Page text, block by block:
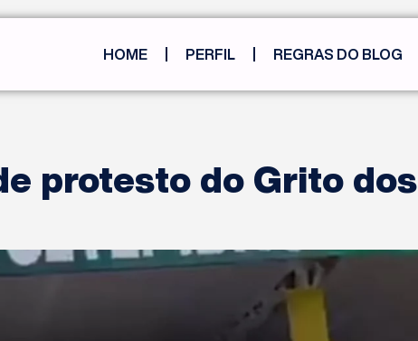
HOME PERFIL REGRAS DO BLOG
protesto do Grito dos